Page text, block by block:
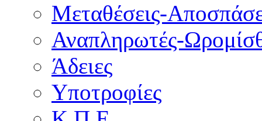
Μεταθέσεις-
Αναπληρωτές-
Άδειες
Υποτροφίες